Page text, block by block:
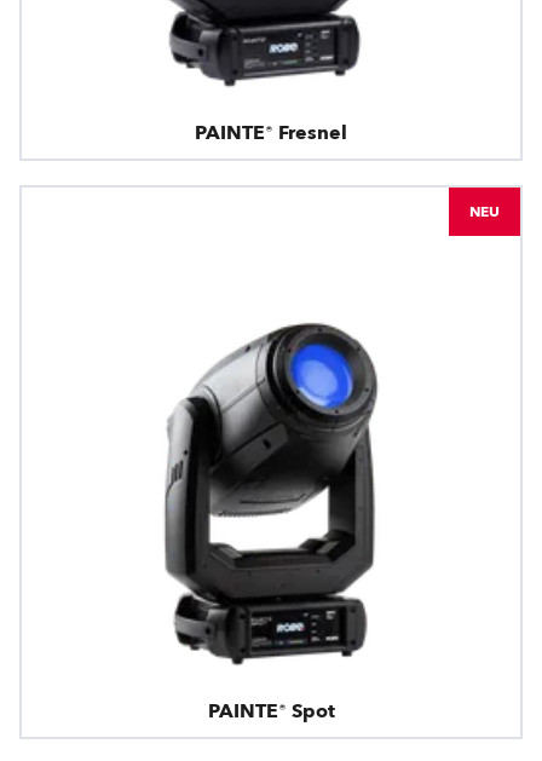
PAINTE® Fresnel
PAINTE® Spot
NEU